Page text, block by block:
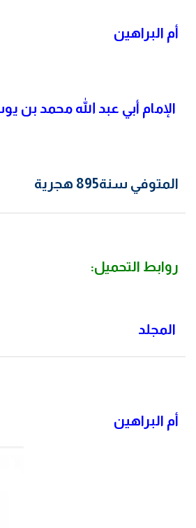
أم البراهين
الإمام أبي عبد الله محمد
المتوفي سنة895 هجرية
روابط التحميل:
المجلد
أم البراهين